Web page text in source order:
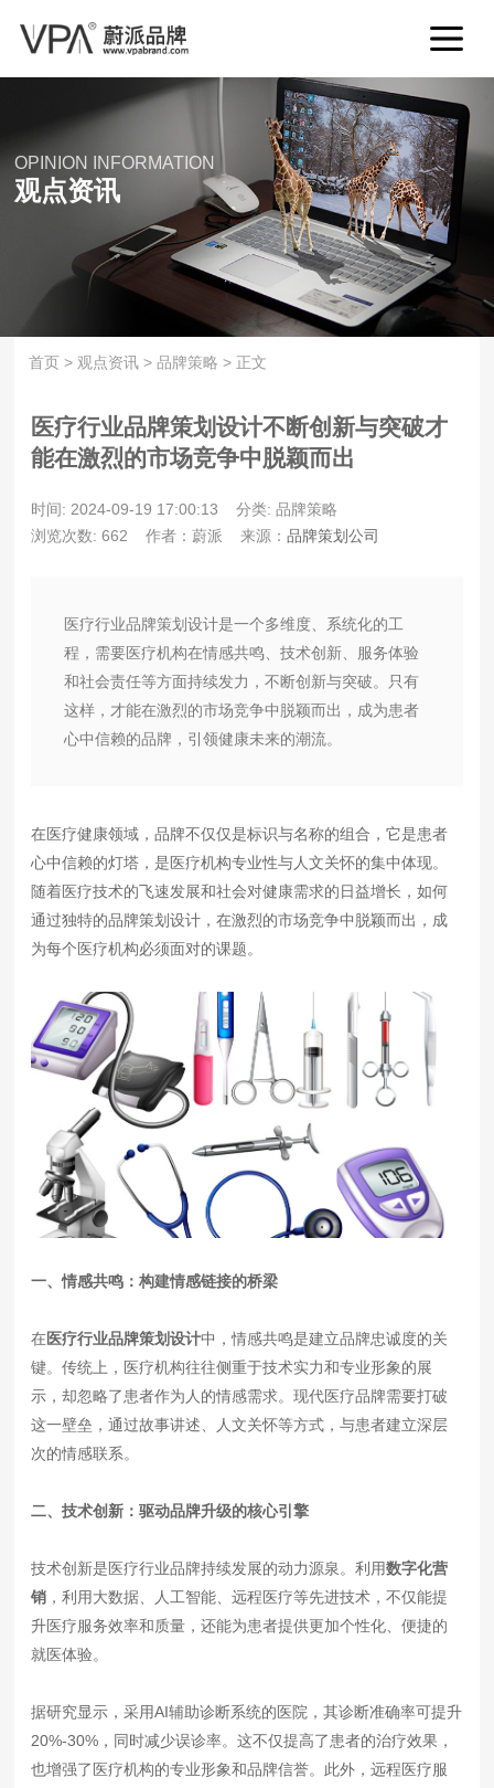
OPINION INFORMATION
观点资讯
首页 > 观点资讯 >品牌策略 > 正文
医疗行业品牌策划设计不断创新与突破才
能在激烈的市场竞争中脱颖而出
时间: 2024-09-19 17:00:13
分类: 品牌策略
浏览次数: 662
作者：蔚派 来源：品牌策划公司
医疗行业品牌策划设计是一个多维度、系统化的工
程，需要医疗机构在情感共鸣、技术创新、服务体验
和社会责任等方面持续发力，不断创新与突破。只有
这样，才能在激烈的市场竞争中脱颖而出，成为患者
心中信赖的品牌，引领健康未来的潮流。
在医疗健康领域，品牌不仅仅是标识与名称的组合，它是患者
心中信赖的灯塔，是医疗机构专业性与人文关怀的集中体现。
随着医疗技术的飞速发展和社会对健康需求的日益增长，如何
通过独特的品牌策划设计，在激烈的市场竞争中脱颖而出，成
为每个医疗机构必须面对的课题。
一、情感共鸣：构建情感链接的桥梁
在医疗行业品牌策划设计中，情感共鸣是建立品牌忠诚度的关
键。传统上，医疗机构往往侧重于技术实力和专业形象的展
示，却忽略了患者作为人的情感需求。现代医疗品牌需要打破
这一壁垒，通过故事讲述、人文关怀等方式，与患者建立深层
次的情感联系。
二、技术创新：驱动品牌升级的核心引擎
技术创新是医疗行业品牌持续发展的动力源泉。利用数字化营
销 ，利用大数据、人工智能、远程医疗等先进技术，不仅能提
升医疗服务效率和质量，还能为患者提供更加个性化、便捷的
就医体验。
据研究显示，采用AI辅助诊断系统的医院，其诊断准确率可提升
20%-30%，同时减少误诊率。这不仅提高了患者的治疗效果，
也增强了医疗机构的专业形象和品牌信誉。此外，远程医疗服